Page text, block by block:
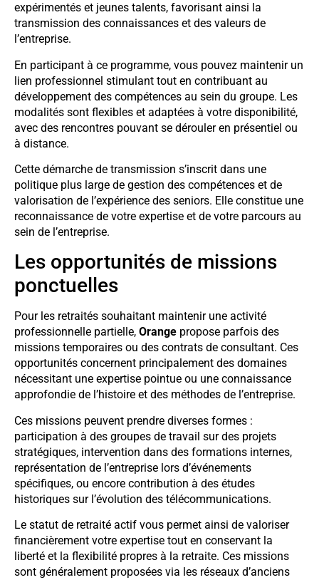
expérimentés et jeunes talents, favorisant ainsi la
transmission des connaissances et des valeurs de
l’entreprise.
En participant à ce programme, vous pouvez maintenir un
lien professionnel stimulant tout en contribuant au
développement des compétences au sein du groupe. Les
modalités sont flexibles et adaptées à votre disponibilité,
avec des rencontres pouvant se dérouler en présentiel ou
à distance.
Cette démarche de transmission s’inscrit dans une
politique plus large de gestion des compétences et de
valorisation de l’expérience des seniors. Elle constitue une
reconnaissance de votre expertise et de votre parcours au
sein de l’entreprise.
Les opportunités de missions
ponctuelles
Pour les retraités souhaitant maintenir une activité
professionnelle partielle, Orange propose parfois des
missions temporaires ou des contrats de consultant. Ces
opportunités concernent principalement des domaines
nécessitant une expertise pointue ou une connaissance
approfondie de l’histoire et des méthodes de l’entreprise.
Ces missions peuvent prendre diverses formes :
participation à des groupes de travail sur des projets
stratégiques, intervention dans des formations internes,
représentation de l’entreprise lors d’événements
spécifiques, ou encore contribution à des études
historiques sur l’évolution des télécommunications.
Le statut de retraité actif vous permet ainsi de valoriser
financièrement votre expertise tout en conservant la
liberté et la flexibilité propres à la retraite. Ces missions
sont généralement proposées via les réseaux d’anciens